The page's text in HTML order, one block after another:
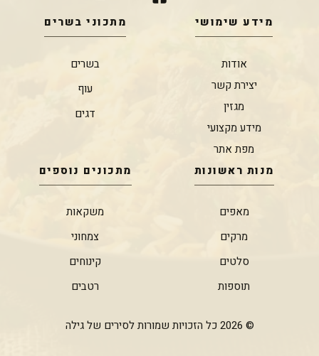
מידע שימושי
אודות
יצירת קשר
מגזין
מידע מקצועי
מפת אתר
מתכוני בשרים
בשרים
עוף
דגים
מנות ראשונות
מאפים
מרקים
סלטים
תוספות
מתכונים נוספים
משקאות
צמחוני
קינוחים
רטבים
© 2026 כל הזכויות שמורות לסירים של גילה